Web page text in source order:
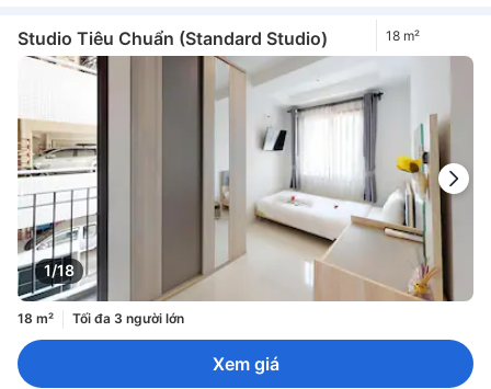
Studio Tiêu Chuẩn (Standard Studio) 18 m²
1/18
18 m² Tối đa 3 người lớn
Xem giá